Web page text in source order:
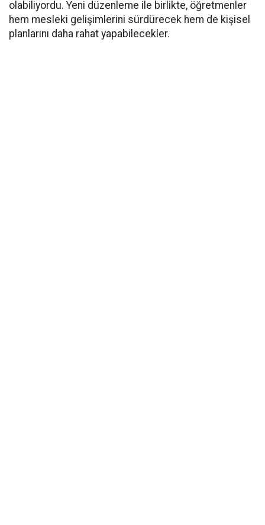
olabiliyordu. Yeni düzenleme ile birlikte, öğretmenler
hem mesleki gelişimlerini sürdürecek hem de kişisel
planlarını daha rahat yapabilecekler.